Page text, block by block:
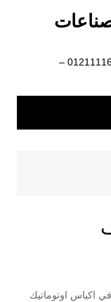
رائد الصناعات الهندسية 01211116954 – 01211116956 –
اكياس اوتوماتيك